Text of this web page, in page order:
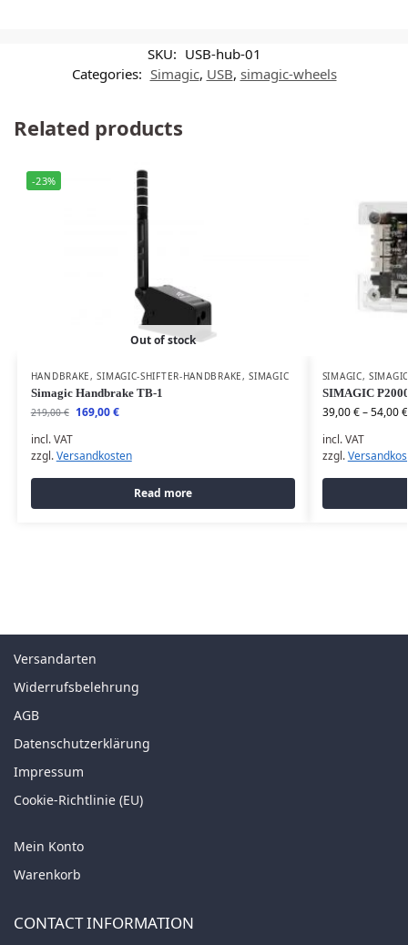
SKU: USB-hub-01
Categories: Simagic, USB, simagic-wheels
Related products
-23%
Out of stock
HANDBRAKE,SIMAGIC-SHIFTER-HANDBRAKE,SIMAGIC
Simagic Handbrake TB-1
219,00€ 169,00€
incl. VAT
zzgl.Versandkosten
Read more
SIMAGIC,
SIMAGIC
39,00€–54,00€
incl. VAT
zzgl.
Versandarten
Widerrufsbelehrung
AGB
Datenschutzerklärung
Impressum
Cookie-Richtlinie (EU)
Mein Konto
Warenkorb
CONTACT INFORMATION